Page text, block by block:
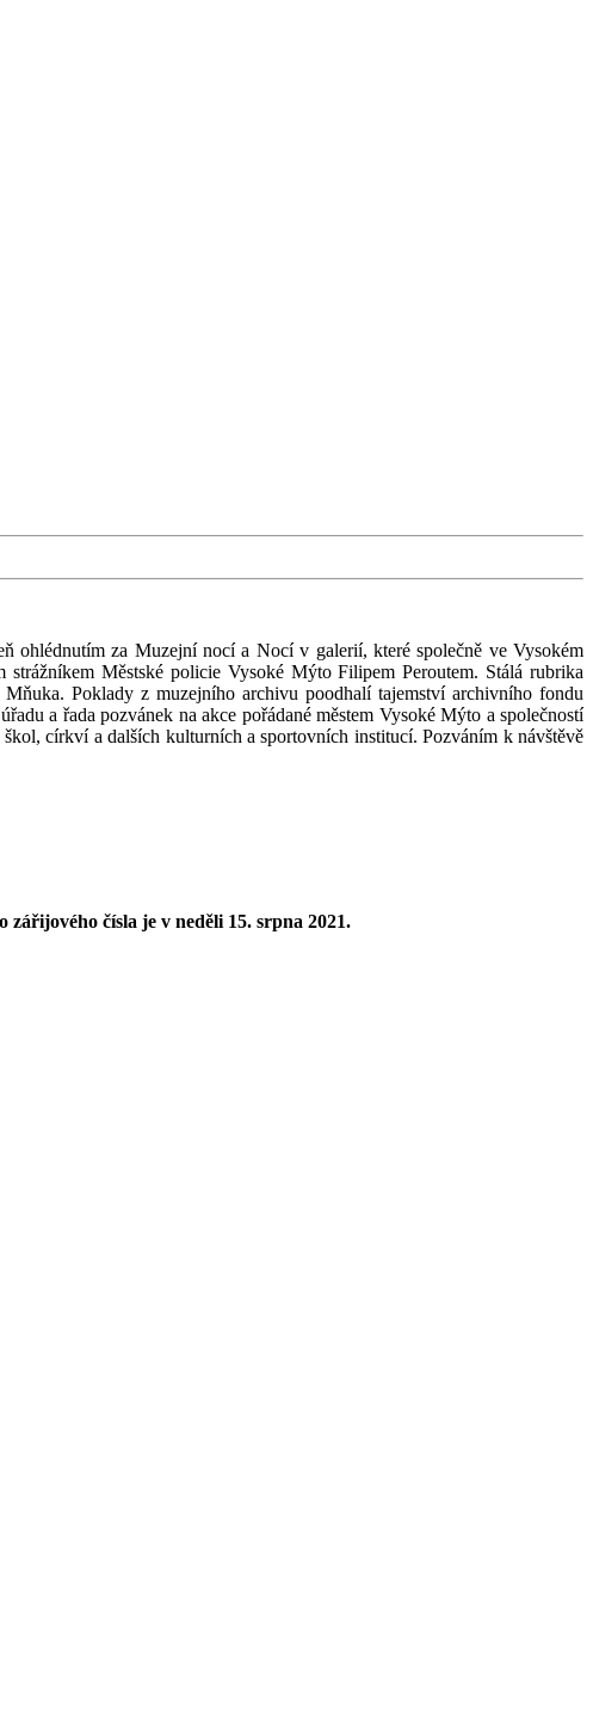
ohlédnutím za Muzejní nocí a Nocí v galerií, které společně ve Vysokém
Městské policie Vysoké Mýto Filipem Peroutem. Stálá rubrika
Poklady z muzejního archivu poodhalí tajemství archivního fondu
a řada pozvánek na akce pořádané městem Vysoké Mýto a společností
církví a dalších kulturních a sportovních institucí. Pozváním k návštěvě
čísla je v neděli 15. srpna 2021.